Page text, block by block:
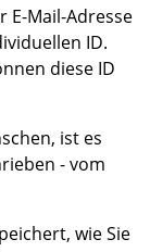
E-Mail-Adresse
ID.
diese ID
ist es
- vom
wie Sie